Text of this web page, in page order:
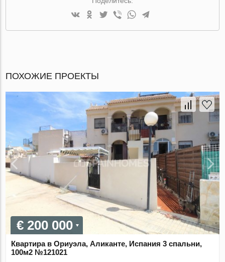
ПОХОЖИЕ ПРОЕКТЫ
€ 200 000
Квартира в Ориуэла, Аликанте, Испания 3 спальни,
100м2 №121021